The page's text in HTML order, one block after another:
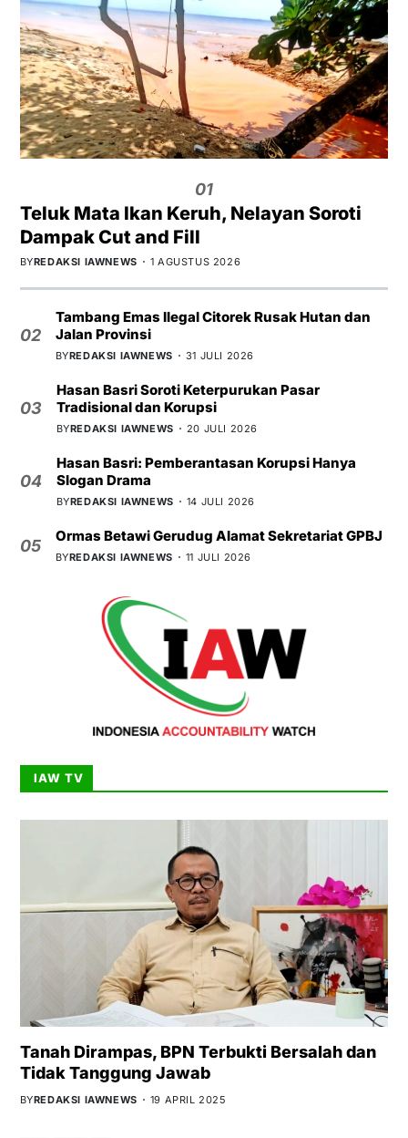
01
Teluk Mata Ikan Keruh, Nelayan Soroti
Dampak Cut and Fill
BYREDAKSI IAWNEWS 1 AGUSTUS 2026
02
Tambang Emas Ilegal Citorek Rusak Hutan dan
Jalan Provinsi
BYREDAKSI IAWNEWS 31 JULI 2026
03
Hasan Basri Soroti Keterpurukan Pasar
Tradisional dan Korupsi
BYREDAKSI IAWNEWS 20 JULI 2026
04
Hasan Basri: Pemberantasan Korupsi Hanya
Slogan Drama
BYREDAKSI IAWNEWS 14 JULI 2026
05
Ormas Betawi Gerudug Alamat Sekretariat GPBJ
BYREDAKSI IAWNEWS 11 JULI 2026
IAW TV
Tanah Dirampas, BPN Terbukti Bersalah dan
Tidak Tanggung Jawab
BYREDAKSI IAWNEWS 19 APRIL 2025